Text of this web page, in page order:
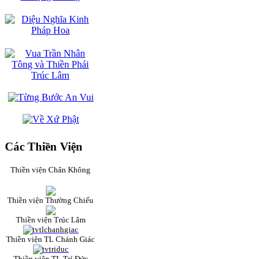
Các Thiền Viện
Thiền viện Chân Không
Thiền viện Thường Chiếu
Thiền viện Trúc Lâm
Thiền viện TL Chánh Giác